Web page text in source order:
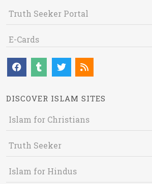
Truth Seeker Portal
E-Cards
DISCOVER ISLAM SITES
Islam for Christians
Truth Seeker
Islam for Hindus